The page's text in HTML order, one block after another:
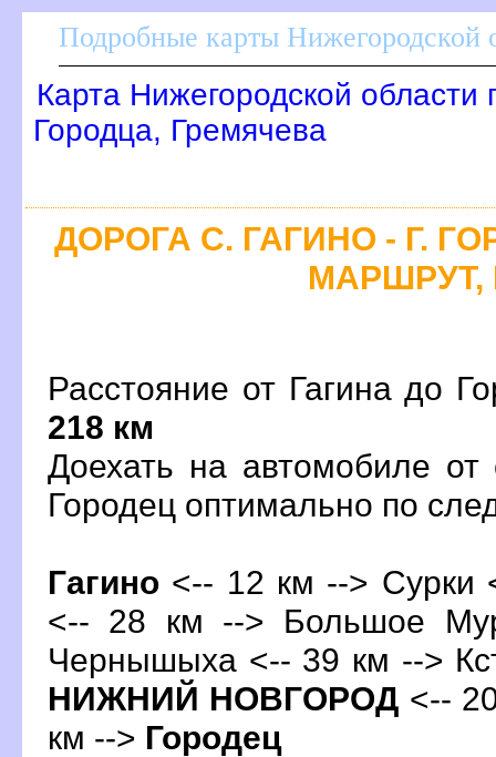
Подробные карты Нижегородской
Карта Нижегородской области
Городца, Гремячева
ДОРОГА С. ГАГИНО - Г.
МАРШРУТ,
Расстояние от Гагина до
218 км
Доехать на автомобиле от
Городец оптимально по
Гагино <-- 12 км --> Сурки
<-- 28 км --> Большое
Чернышыха <-- 39 км -->
НИЖНИЙ НОВГОРОД <--
км --> Городец